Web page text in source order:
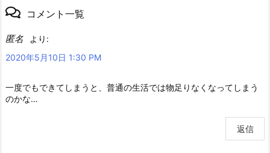
コメント一覧
匿名
より:
2020年5月10日 1:30 PM
一度でもできてしまうと、普通の生活では物足りなくなってしまう
のかな…
返信